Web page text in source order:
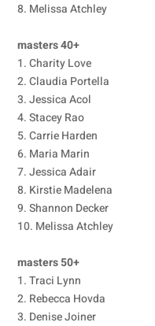
8. Melissa Atchley
masters 40+
1. Charity Love
2. Claudia Portella
3. Jessica Acol
4. Stacey Rao
5. Carrie Harden
6. Maria Marin
7. Jessica Adair
8. Kirstie Madelena
9. Shannon Decker
10. Melissa Atchley
masters 50+
1. Traci Lynn
2. Rebecca Hovda
3. Denise Joiner